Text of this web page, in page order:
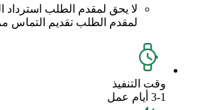
لا يحق لمقدم الطلب استرداد
لمقدم الطلب تقديم التماس
وقت التنفيذ
3-1 أيام عمل